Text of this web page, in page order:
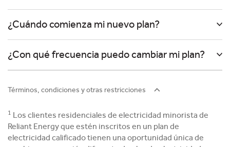
¿Cuándo comienza mi nuevo plan?
¿Con qué frecuencia puedo cambiar mi plan?
Términos, condiciones y otras restricciones
1
Los clientes residenciales de electricidad minorista de
Reliant Energy que estén inscritos en un plan de
electricidad calificado tienen una oportunidad única de